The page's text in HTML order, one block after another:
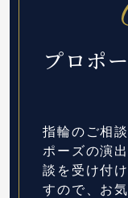
プロポ
指輪のご相
ポーズの演
談を受け付
すので、お